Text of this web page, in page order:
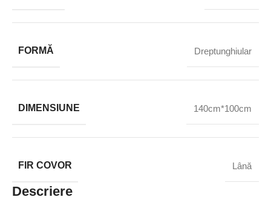
FORMĂ Dreptunghiular
DIMENSIUNE 140cm*100cm
FIR COVOR Lână
Descriere